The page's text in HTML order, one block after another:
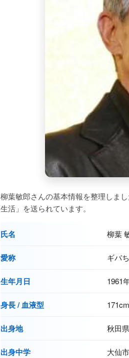
柳葉敏郎さんの基本情報を整理しま
生活」を送られています。
氏名 柳葉
愛称 ギバ
生年月日 1961
身長 / 血液型
出身地 秋田
出身中学 大仙